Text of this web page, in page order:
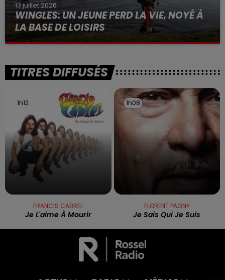
13 juillet 2026
WINGLES: UN JEUNE PERD LA VIE, NOYÉ À
LA BASE DE LOISIRS
La victime a coulé à pic
TITRES DIFFUSÉS
1h12
1h12
FRANCIS CABREL
Je L'aime À Mourir
1h08
1h08
FLORENT PAGNY
Je Sais Qui Je Suis